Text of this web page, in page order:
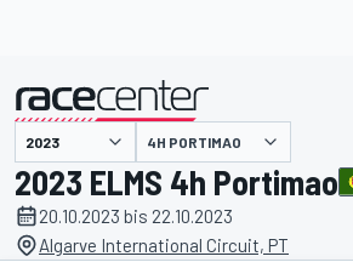
4H PORTIMAO
2023 ELMS 4h Portimao
20.10.2023 bis 22.10.2023
Algarve International Circuit, PT